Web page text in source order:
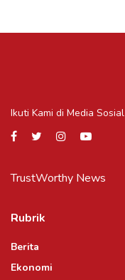
Ikuti Kami di Media Sosial
TrustWorthy News
Rubrik
Berita
Ekonomi